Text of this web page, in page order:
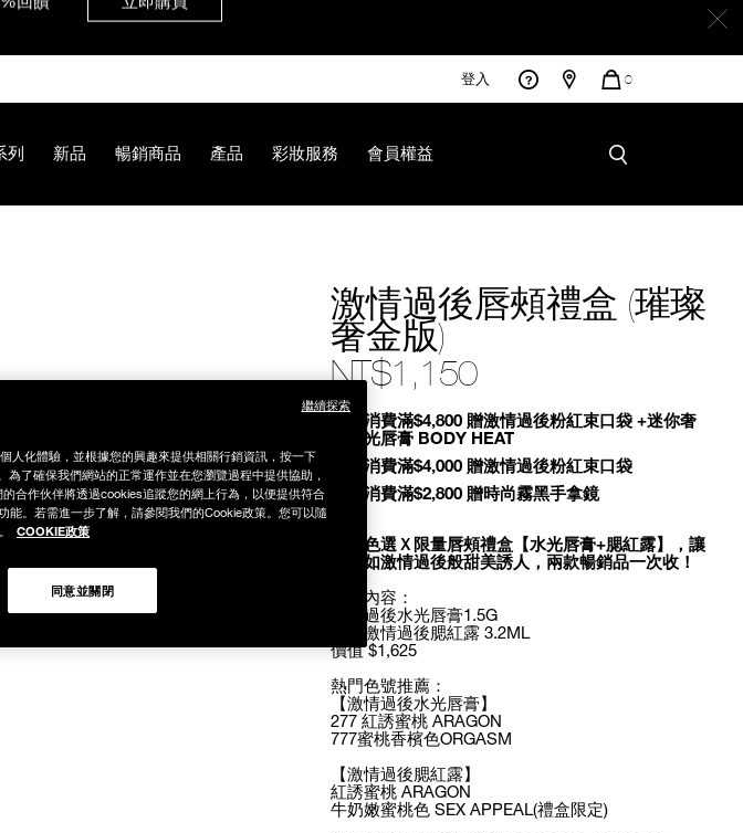
腮紅露 立即購買
登入
您
0
列 新品 暢銷商品 產品 彩妝服務 會員權益
激情過後唇頰禮盒 (璀璨
奢金版)
NT$1,150
Promotions
全館消費滿$4,800 贈激情過後粉紅束口袋 +迷你奢
慾緞光唇膏 BODY HEAT
全館消費滿$4,000 贈激情過後粉紅束口袋
全館消費滿$2,800 贈時尚霧黑手拿鏡
熱門色選Ｘ限量唇頰禮盒【水光唇膏+腮紅露】，讓
唇頰如激情過後般甜美誘人，兩款暢銷品一次收！
禮盒內容：
激情過後水光唇膏1.5G
迷你激情過後腮紅露 3.2ML
價值 $1,625
熱門色號推薦：
【激情過後水光唇膏】
277 紅誘蜜桃 ARAGON
777蜜桃香檳色ORGASM
【激情過後腮紅露】
紅誘蜜桃 ARAGON
牛奶嫩蜜桃色 SEX APPEAL(禮盒限定)
人化體驗，並根據您的興趣來提供相關行銷資訊，按一下
了確保我們網站的正常運作並在您瀏覽過程中提供協助，
合作伙伴將透過cookies追蹤您的網上行為，以便提供符合
。若需進一步了解，請參閱我們的Cookie政策。您可以隨
COOKIE政策
同意並關閉
繼續探索